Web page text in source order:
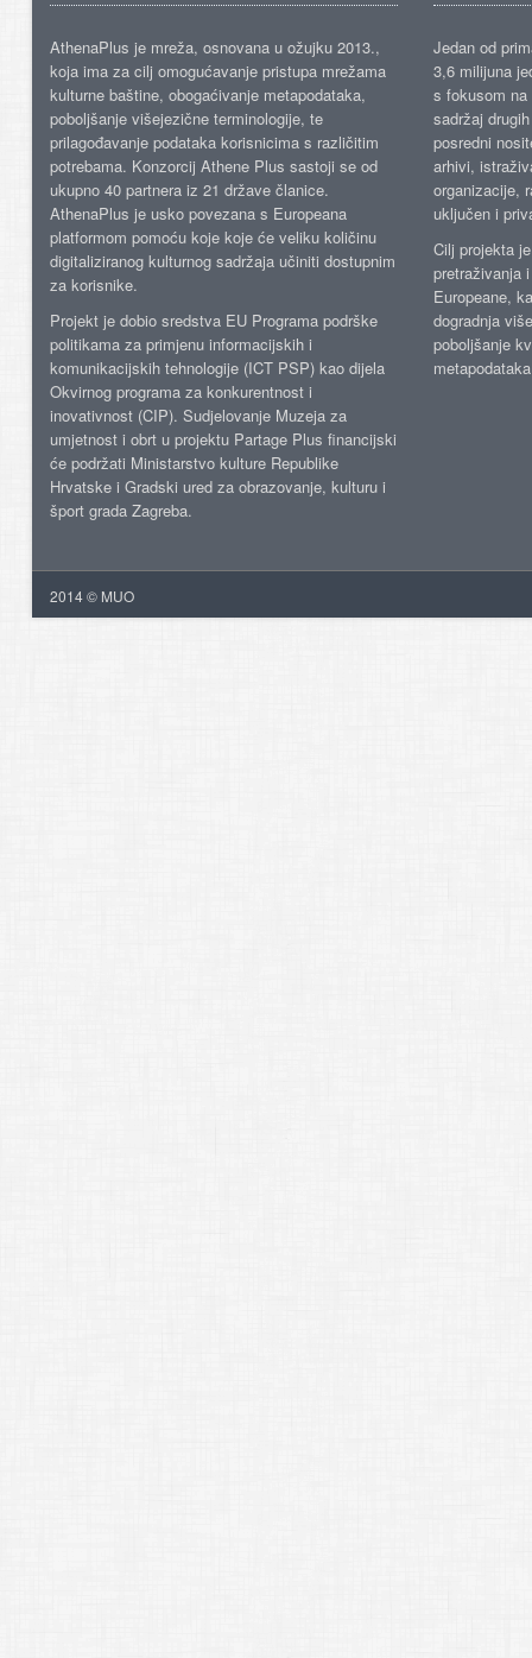
AthenaPlus je mreža, osnovana u ožujku 2013.,
koja ima za cilj omogućavanje pristupa mrežama
kulturne baštine, obogaćivanje metapodataka,
poboljšanje višejezične terminologije, te
prilagođavanje podataka korisnicima s različitim
potrebama. Konzorcij Athene Plus sastoji se od
ukupno 40 partnera iz 21 države članice.
AthenaPlus je usko povezana s Europeana
platformom pomoću koje koje će veliku količinu
digitaliziranog kulturnog sadržaja učiniti dostupnim
za korisnike.
Projekt je dobio sredstva EU Programa podrške
politikama za primjenu informacijskih i
komunikacijskih tehnologije (ICT PSP) kao dijela
Okvirnog programa za konkurentnost i
inovativnost (CIP). Sudjelovanje Muzeja za
umjetnost i obrt u projektu Partage Plus financijski
će podržati Ministarstvo kulture Republike
Hrvatske i Gradski ured za obrazovanje, kulturu i
šport grada Zagreba.
Jedan od
3,6 milijuna
s fokusom
sadržaj
posredni
arhivi,
organizacije,
uključen i
Cilj projekta
pretraživanja
Europeane,
dogradnja
poboljšanje
2014 © MUO